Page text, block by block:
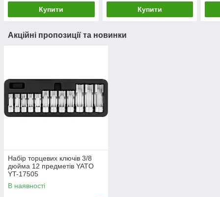
Купити Купити
Акційні пропозиції та новинки
Набір торцевих ключів 3/8
дюйма 12 предметів YATO
YT-17505
В наявності